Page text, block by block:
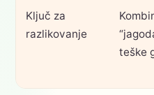
Ključ za
razlikovanje
teške